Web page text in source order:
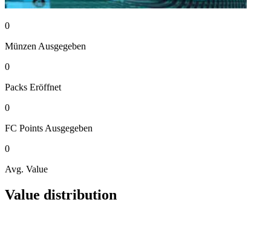
0
Münzen Ausgegeben
0
Packs Eröffnet
0
FC Points Ausgegeben
0
Avg. Value
Value distribution